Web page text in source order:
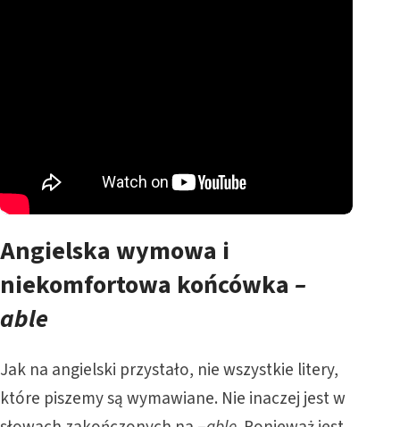
Angielska wymowa i
niekomfortowa końcówka –
able
Jak na angielski przystało, nie wszystkie litery,
które piszemy są wymawiane. Nie inaczej jest w